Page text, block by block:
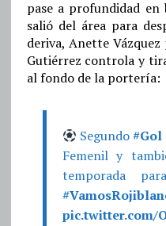
pase a profundidad en
salió del área para
deriva, Anette
Gutiérrez controla y
al fondo de la portería:
Segundo#Gol
Femenil y
temporada
pic.twitter.com/